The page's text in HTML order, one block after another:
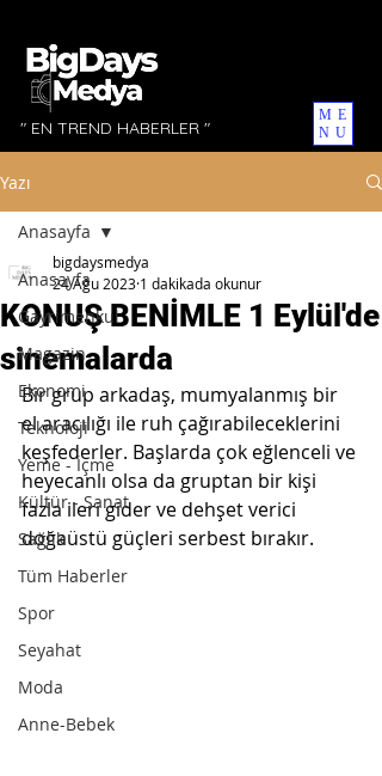
ME
NU
" EN TREND HABERLER "
Yazı
Anasayfa
Gayrimenkul
Magazin
Ekonomi
Teknoloji
Yeme - İçme
Kültür - Sanat
Sağlık
Tüm Haberler
Spor
Seyahat
Moda
Anne-Bebek
Anasayfa
KONUŞ BENİMLE 1 Eylül'de
sinemalarda
bigdaysmedya
24 Ağu 2023 1 dakikada okunur
Bir grup arkadaş, mumyalanmış bir
el aracılığı ile ruh çağırabileceklerini
keşfederler. Başlarda çok eğlenceli ve
heyecanlı olsa da gruptan bir kişi
fazla ileri gider ve dehşet verici
doğaüstü güçleri serbest bırakır.